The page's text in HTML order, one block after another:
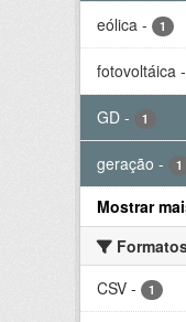
eólica - 1
fotovoltáica -
GD - 1
geração - 1
Mostrar
CSV - 1